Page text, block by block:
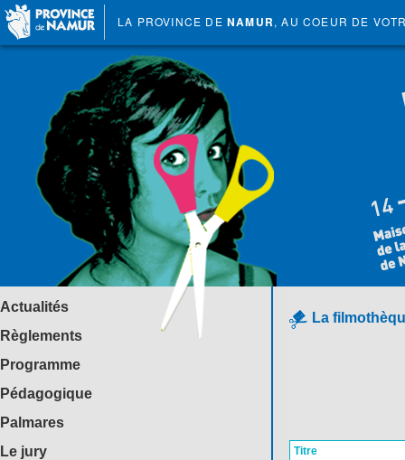
LA PROVINCE DE NAMUR, AU COEUR DE
Actualités
Règlements
Programme
Pédagogique
Palmares
Le jury
La
Titre